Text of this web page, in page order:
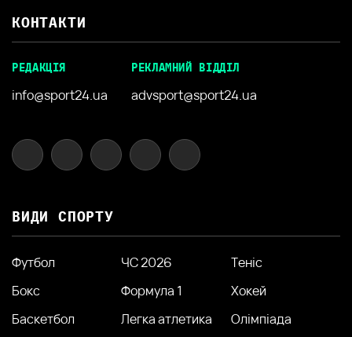
КОНТАКТИ
РЕДАКЦІЯ
info@sport24.ua
РЕКЛАМНИЙ ВІДДІЛ
advsport@sport24.ua
ВИДИ СПОРТУ
Футбол ЧС 2026
Теніс
Бокс
Формула 1
Хокей
Баскетбол
Легка атлетика
Олімпіада